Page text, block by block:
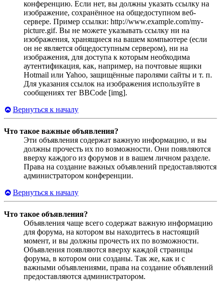
конференцию. Если нет, вы должны указать ссылку на
изображение, сохранённое на общедоступном веб-
сервере. Пример ссылки: http://www.example.com/my-
picture.gif. Вы не можете указывать ссылку ни на
изображения, хранящиеся на вашем компьютере (если
он не является общедоступным сервером), ни на
изображения, для доступа к которым необходима
аутентификация, как, например, на почтовые ящики
Hotmail или Yahoo, защищённые паролями сайты и т. п.
Для указания ссылок на изображения используйте в
сообщениях тег BBCode [img].
Вернуться к началу
Что такое важные объявления?
Эти объявления содержат важную информацию, и вы
должны прочесть их по возможности. Они появляются
вверху каждого из форумов и в вашем личном разделе.
Права на создание важных объявлений предоставляются
администратором конференции.
Вернуться к началу
Что такое объявления?
Объявления чаще всего содержат важную информацию
для форума, на котором вы находитесь в настоящий
момент, и вы должны прочесть их по возможности.
Объявления появляются вверху каждой страницы
форума, в котором они созданы. Так же, как и с
важными объявлениями, права на создание объявлений
предоставляются администратором.